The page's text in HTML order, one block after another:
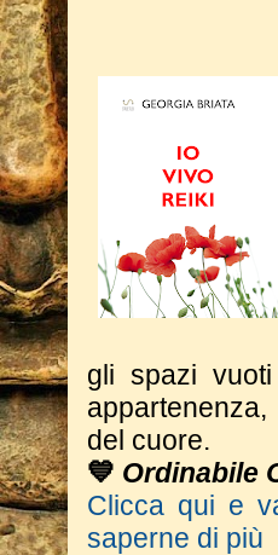
gli spazi
del cuore.
💙 Ordinabile
Clicca qui e
saperne di più